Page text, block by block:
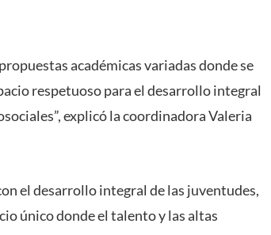
académicas variadas donde se
respetuoso para el desarrollo integral
explicó la coordinadora Valeria
el desarrollo integral de las juventudes,
único donde el talento y las altas